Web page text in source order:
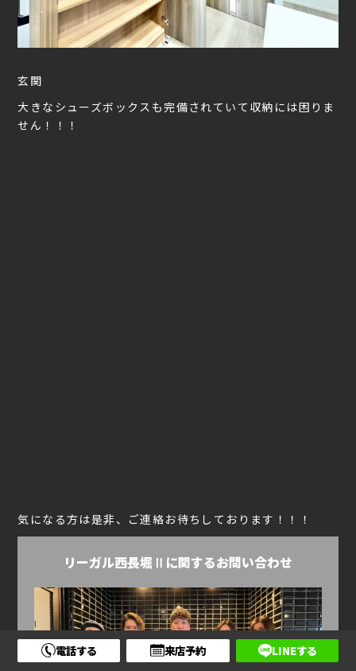
玄関
大きなシューズボックスも完備されていて収納には困りま
せん！！！
気になる方は是非、ご連絡お待ちしております！！！
リーガル西長堀Ⅱに関するお問い合わせ
電話する 来店予約 LINEする